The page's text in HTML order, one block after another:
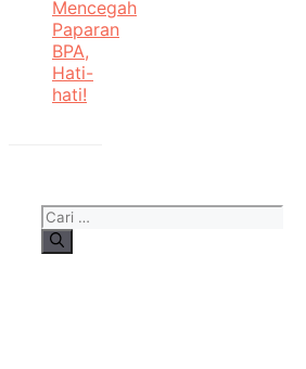
Mencegah
Paparan
BPA,
Hati-
hati!
Cari
untuk: